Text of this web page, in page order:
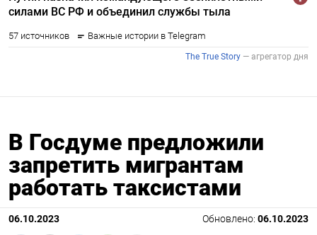
В Госдуме предложили
запретить мигрантам
работать таксистами
06.10.2023 Обновлено: 06.10.2023